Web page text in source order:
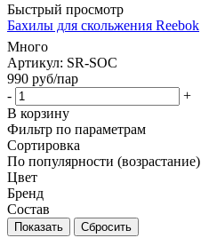
Быстрый просмотр
Бахилы для скольжения Reebok
Много
Артикул: SR-SOC
990 руб/пар
-
+
В корзину
Фильтр по параметрам
Сортировка
По популярности (возрастание)
Цвет
Бренд
Состав
Сбросить